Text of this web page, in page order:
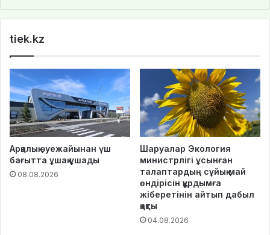
te
tiek.kz
Арқалық әуежайынан үш
бағытта ұшақ ұшады
08.08.2026
Шаруалар Экология
министрлігі ұсынған
талаптардың сұйық май
өндірісін құрдымға
жіберетінін айтып дабыл
қақты
04.08.2026